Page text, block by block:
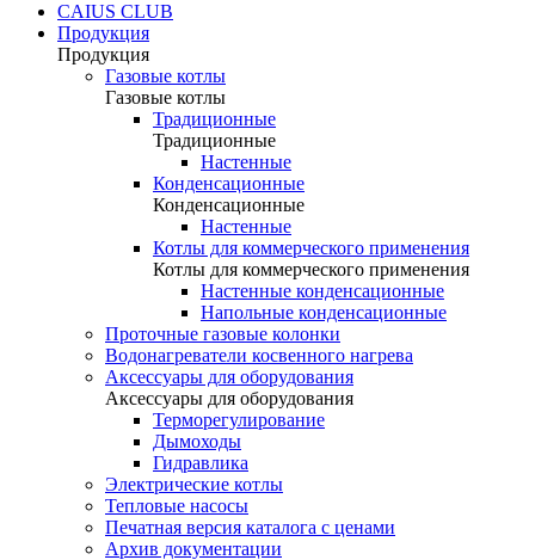
CAIUS CLUB
Продукция
Продукция
Газовые котлы
Газовые котлы
Традиционные
Традиционные
Настенные
Конденсационные
Конденсационные
Настенные
Котлы для коммерческого применения
Котлы для коммерческого применения
Настенные конденсационные
Напольные конденсационные
Проточные газовые колонки
Водонагреватели косвенного нагрева
Аксессуары для оборудования
Аксессуары для оборудования
Терморегулирование
Дымоходы
Гидравлика
Электрические котлы
Тепловые насосы
Печатная версия каталога с ценами
Архив документации